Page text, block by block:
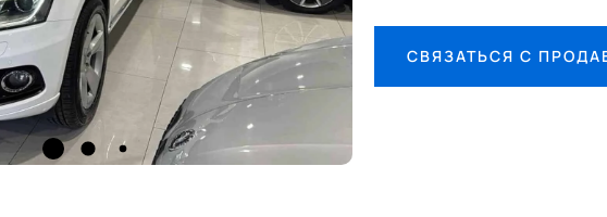
СВЯЗАТЬСЯ С